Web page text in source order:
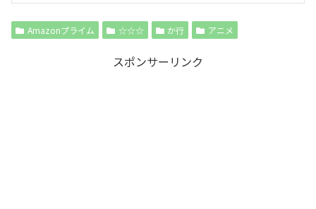
Amazonプライム ☆☆☆ か行 アニメ
スポンサーリンク